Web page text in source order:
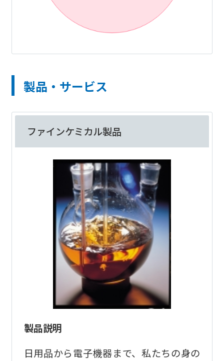
製品・サービス
ファインケミカル製品
製品説明
日用品から電子機器まで、私たちの身の